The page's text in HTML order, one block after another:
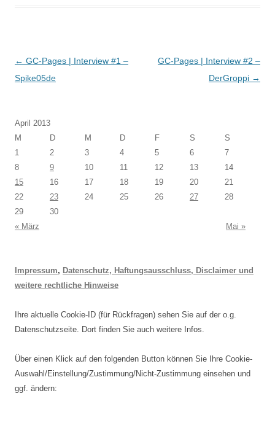
Beitragsnavigation
← GC-Pages | Interview #1 –
Spike05de
GC-Pages | Interview #2 –
DerGroppi →
April 2013
M
D M D F S
S
1
2 3 4 5 6
7
8
9 10 11 12 13
14
15
16 17 18 19 20
21
22
23 24 25 26 27
28
29
30
« März
Mai »
Impressum, Datenschutz, Haftungsausschluss, Disclaimer und
weitere rechtliche Hinweise
Ihre aktuelle Cookie-ID (für Rückfragen) sehen Sie auf der o.g.
Datenschutzseite. Dort finden Sie auch weitere Infos.
Über einen Klick auf den folgenden Button können Sie Ihre Cookie-
Auswahl/Einstellung/Zustimmung/Nicht-Zustimmung einsehen und
ggf. ändern: